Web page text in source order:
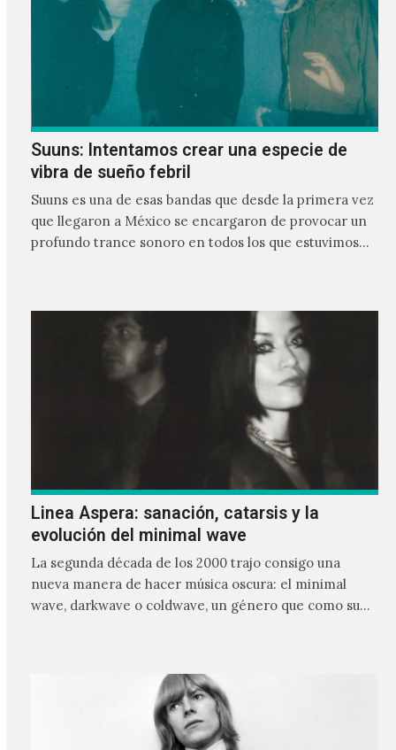
Suuns: Intentamos crear una especie de
vibra de sueño febril
Suuns es una de esas bandas que desde la primera vez
que llegaron a México se encargaron de provocar un
profundo trance sonoro en todos los que estuvimos
Linea Aspera: sanación, catarsis y la
evolución del minimal wave
La segunda década de los 2000 trajo consigo una
nueva manera de hacer música oscura: el minimal
wave, darkwave o coldwave, un género que como su